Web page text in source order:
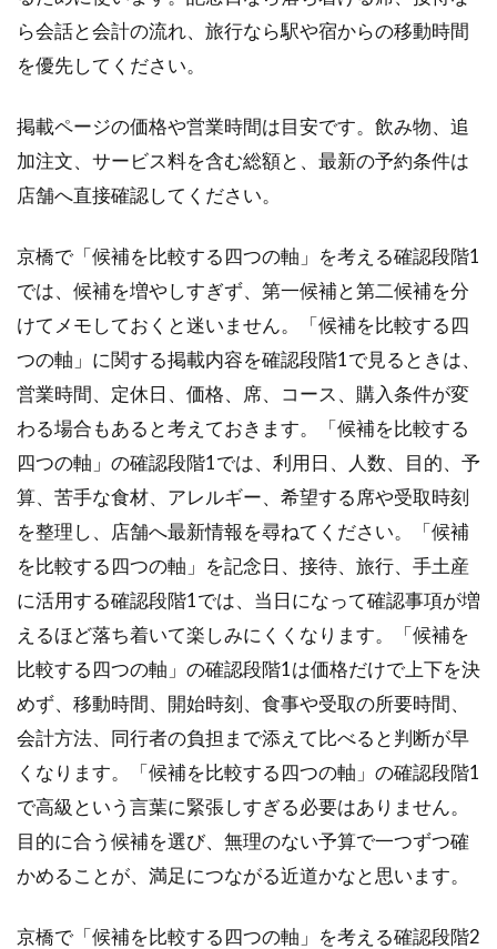
ら会話と会計の流れ、旅行なら駅や宿からの移動時間
を優先してください。
掲載ページの価格や営業時間は目安です。飲み物、追
加注文、サービス料を含む総額と、最新の予約条件は
店舗へ直接確認してください。
京橋で「候補を比較する四つの軸」を考える確認段階1
では、候補を増やしすぎず、第一候補と第二候補を分
けてメモしておくと迷いません。「候補を比較する四
つの軸」に関する掲載内容を確認段階1で見るときは、
営業時間、定休日、価格、席、コース、購入条件が変
わる場合もあると考えておきます。「候補を比較する
四つの軸」の確認段階1では、利用日、人数、目的、予
算、苦手な食材、アレルギー、希望する席や受取時刻
を整理し、店舗へ最新情報を尋ねてください。「候補
を比較する四つの軸」を記念日、接待、旅行、手土産
に活用する確認段階1では、当日になって確認事項が増
えるほど落ち着いて楽しみにくくなります。「候補を
比較する四つの軸」の確認段階1は価格だけで上下を決
めず、移動時間、開始時刻、食事や受取の所要時間、
会計方法、同行者の負担まで添えて比べると判断が早
くなります。「候補を比較する四つの軸」の確認段階1
で高級という言葉に緊張しすぎる必要はありません。
目的に合う候補を選び、無理のない予算で一つずつ確
かめることが、満足につながる近道かなと思います。
京橋で「候補を比較する四つの軸」を考える確認段階2